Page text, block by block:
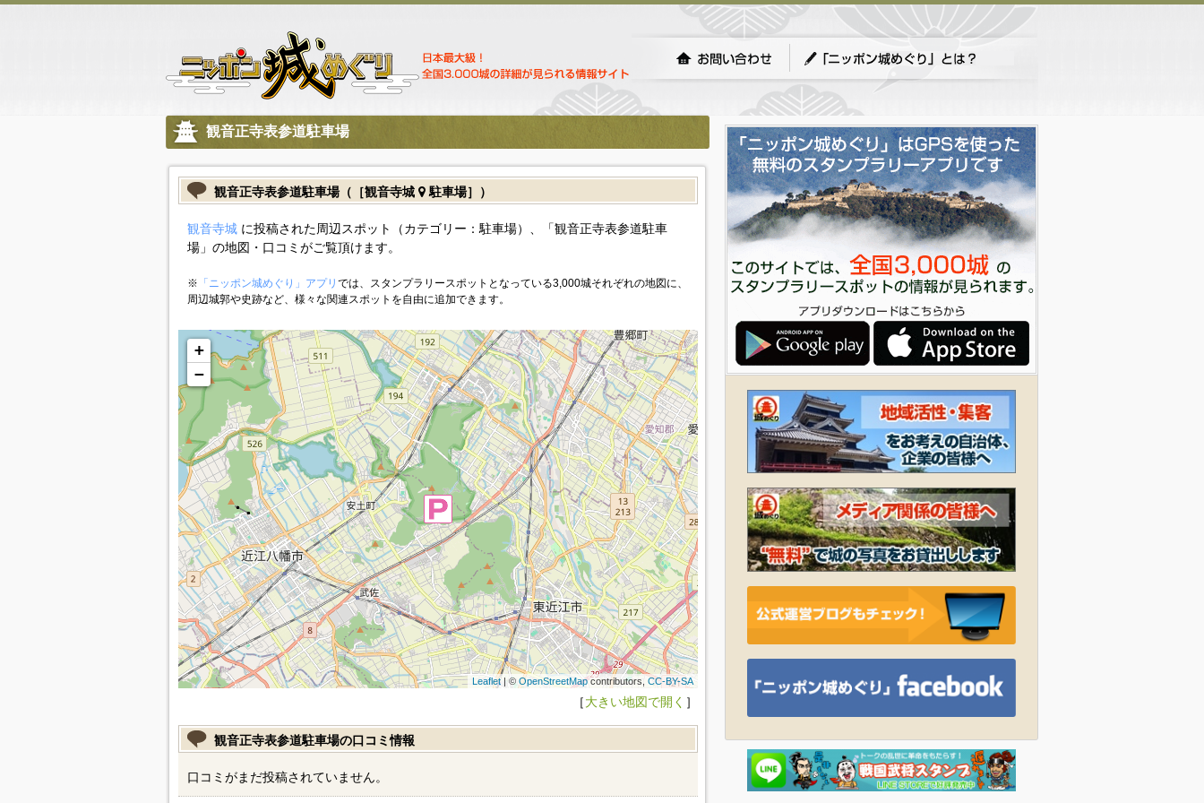
観音正寺表参道駐車場
観音正寺表参道駐車場（［観音寺城 駐車場］）
観音寺城に投稿された周辺スポット（カテゴリー：駐車場）、「観音正寺表参道駐車
場」の地図・口コミがご覧頂けます。
※ 「ニッポン城めぐり」アプリ では、スタンプラリースポットとなっている3,000城それぞれの地図に、
周辺城郭や史跡など、様々な関連スポットを自由に追加できます。
+
−
Leaflet| © OpenStreetMapcontributors, CC-BY-SA
［大きい地図で開く ］
観音正寺表参道駐車場の口コミ情報
口コミがまだ投稿されていません。